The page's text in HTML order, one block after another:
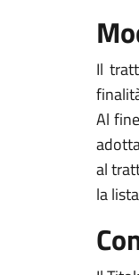
Il
Al
al
la